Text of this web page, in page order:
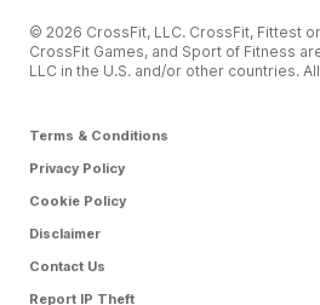
© 2026 CrossFit, LLC. CrossFit, Fittest on
CrossFit Games, and Sport of Fitness
LLC in the U.S. and/or other countries.
Terms & Conditions
Privacy Policy
Cookie Policy
Disclaimer
Contact Us
Report IP Theft